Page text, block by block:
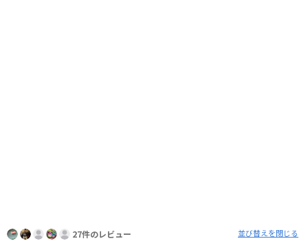
27件のレビュー 並び替えを閉じる